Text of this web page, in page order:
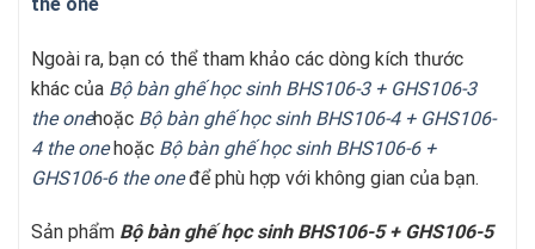
Ngoài ra, bạn có thể tham khảo các dòng kích thước
khác của Bộ bàn ghế học sinh BHS106-3 + GHS106-3
the onehoặc Bộ bàn ghế học sinh BHS106-4 + GHS106-
4 the onehoặc Bộ bàn ghế học sinh BHS106-6 +
GHS106-6 the one để phù hợp với không gian của bạn.
Sản phẩm Bộ bàn ghế học sinh BHS106-5 + GHS106-5